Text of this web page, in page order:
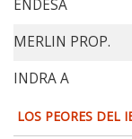
ENDESA
MERLIN PROP.
INDRA A
LOS PEORES DEL